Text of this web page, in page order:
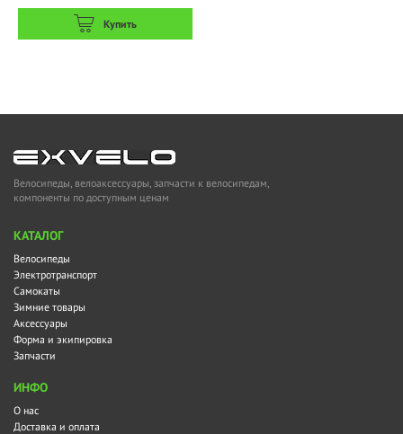
Купить
Велосипеды, велоаксессуары, запчасти к велосипедам,
компоненты по доступным ценам
KАТАЛОГ
Велосипеды
Электротранспорт
Самокаты
Зимние товары
Аксессуары
Форма и экипировка
Запчасти
ИНФО
О нас
Доставка и оплата